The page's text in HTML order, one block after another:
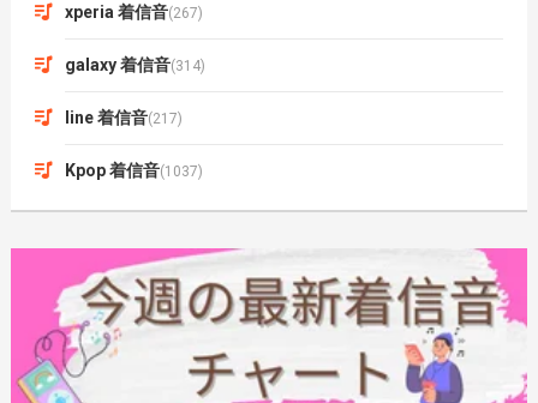
xperia 着信音(267)
galaxy 着信音(314)
line 着信音(217)
Kpop 着信音(1037)